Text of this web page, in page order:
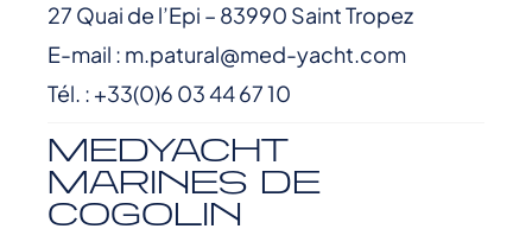
27 Quai de l’Epi – 83990 Saint Tropez
E-mail : m.patural@med-yacht.com
Tél. : +33(0)6 03 44 67 10
MEDYACHT
MARINES DE
COGOLIN